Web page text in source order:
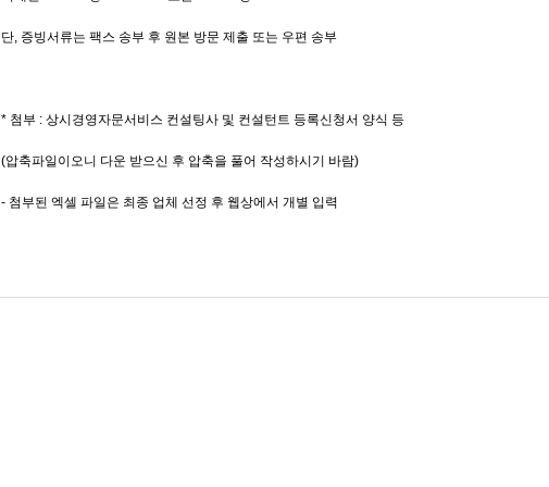
단, 증빙서류는 팩스 송부 후 원본 방문 제출 또는 우편 송부
* 첨부 : 상시경영자문서비스 컨설팅사 및 컨설턴트 등록신청서 양식 등
(압축파일이오니 다운 받으신 후 압축을 풀어 작성하시기 바람)
- 첨부된 엑셀 파일은 최종 업체 선정 후 웹상에서 개별 입력